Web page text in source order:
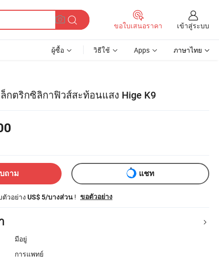
ขอใบเสนอราคา เข้าสู่ระบบ
ผู้ซื้อ วิธีใช้ Apps ภาษาไทย
กตริกซิลิกาฟิวส์สะท้อนแสง Hige K9
ถาม แชท
วอย่าง US$ 5/บางส่วน ! ขอตัวอย่าง
มีอยู่
การแพทย์